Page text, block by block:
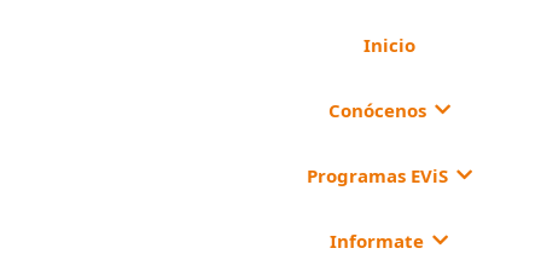
Inicio
Conócenos
Programas EViS
Informate